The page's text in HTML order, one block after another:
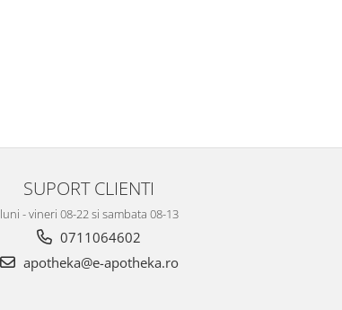
SUPORT CLIENTI
luni - vineri 08-22 si sambata 08-13
0711064602
apotheka@e-apotheka.ro